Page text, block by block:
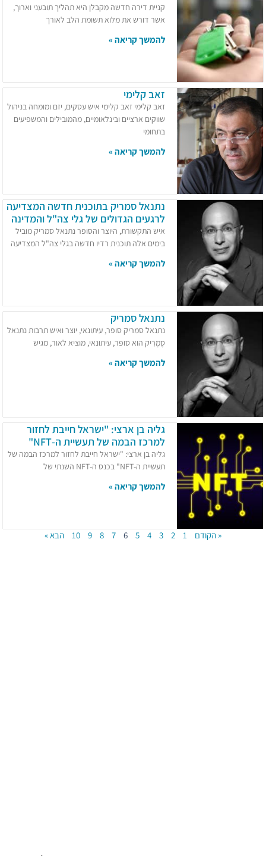
קניית דירה חדשה מקבלן היא תהליך תובעני וארוך,
אשר דורש את מלוא תשומת הלב לאורך
להמשך קריאה »
זאב קלימי
זאב קלימי זאב קלימי איש עסקים, יזם ומומחה בניהול
שווקים ארציים ובינלאומיים, מהמובילים והמשפיעים
בתחומי
להמשך קריאה »
נתנאל סמריק בתוכנית חדשה המצדיעה
לרגעים הגדולים של גלי צה"ל והמדינה
איש התקשורת, היוצר והסופר נתנאל סמריק מוביל
בימים אלה תוכנית רדיו חדשה בגלי צה"ל המצדיעה
להמשך קריאה »
נתנאל סמריק
נתנאל סמריק סופר, עיתונאי, יוצר ואיש תרבות נתנאל
סֶמְרִיק הוא סופר, עיתונאי, מוציא לאור, מגיש
להמשך קריאה »
גליה בן ארצי: "ישראל חייבת לחזור
למרכז הבמה של תעשיית ה-NFT"
גליה בן ארצי: "ישראל חייבת לחזור למרכז הבמה של
תעשיית ה-NFT" בכנס ה-NFT השנתי של
להמשך קריאה »
« הקודם 1
2
3
4
5
6
7
8
9
10 הבא »